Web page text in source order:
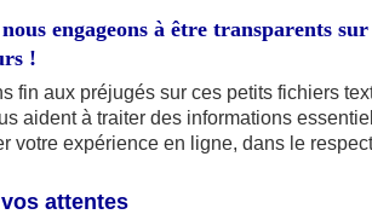
engageons à être transparents
!
fin aux préjugés sur ces petits fichiers
aident à traiter des informations
votre expérience en ligne, dans le
attentes